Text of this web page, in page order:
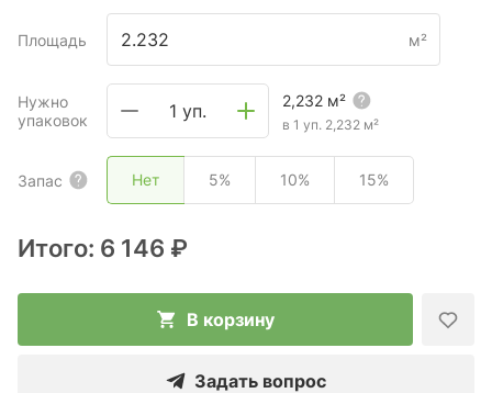
Площадь м²
Нужно
упаковок
1 уп. 2,232 м²
в 1 уп. 2,232 м²
Запас Нет 5% 10% 15%
Итого: 6 146 ₽
В корзину
Задать вопрос